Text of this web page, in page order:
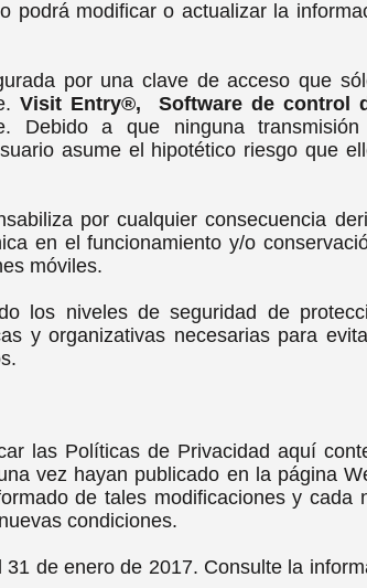
podrá modificar o actualizar la
por una clave de acceso que
Visit Entry®, Software de control
Debido a que ninguna
asume el hipotético riesgo que
por cualquier consecuencia
en el funcionamiento y/o
móviles.
los niveles de seguridad de
y organizativas necesarias para
las Políticas de Privacidad aquí
vez hayan publicado en la página
de tales modificaciones y cada
condiciones.
de enero de 2017. Consulte la